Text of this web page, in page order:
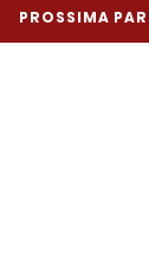
PROSSIMA